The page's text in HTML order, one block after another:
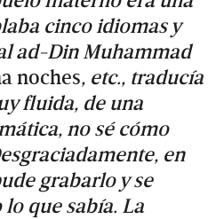
cinco idiomas y
ad-Din Muhammad
noches, etc., traducía
fluida, de una
no sé cómo
en
grabarlo y se
que sabía. La